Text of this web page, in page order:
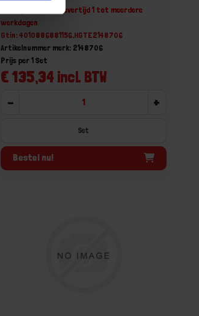
Niet op voorraad, levertijd 1 tot meerdere
werkdagen
Gtin: 4010886881156,HGTE2148706
Artikelnummer merk: 2148706
€ 135,34 incl. BTW
Prijs per 1 Set
- +
Set
Bestel nu!